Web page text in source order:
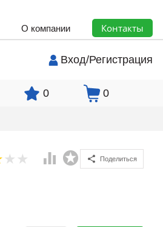
О компании Контакты
Вход/Регистрация
0 0
Поделиться